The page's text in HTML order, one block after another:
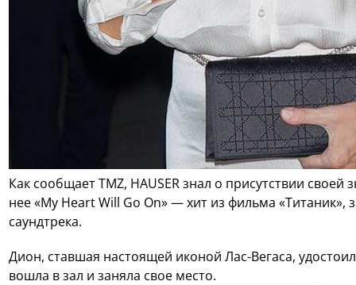
Как сообщает TMZ, HAUSER знал о присутствии
нее «My Heart Will Go On» — хит из фильма
саундтрека.
Дион, ставшая настоящей иконой Лас-Вегаса,
вошла в зал и заняла свое место.